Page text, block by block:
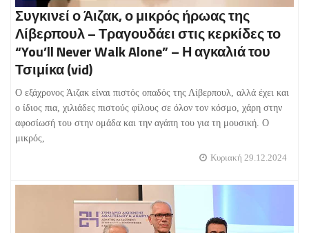
Συγκινεί ο Άιζακ, ο μικρός ήρωας της
Λίβερπουλ – Τραγουδάει στις κερκίδες το
“You’ll Never Walk Alone” – Η αγκαλιά του
Τσιμίκα (vid)
Ο εξάχρονος Άιζακ είναι πιστός οπαδός της Λίβερπουλ, αλλά έχει και
ο ίδιος πια, χιλιάδες πιστούς φίλους σε όλον τον κόσμο, χάρη στην
αφοσίωσή του στην ομάδα και την αγάπη του για τη μουσική. Ο
μικρός,
Κυριακή 29.12.2024